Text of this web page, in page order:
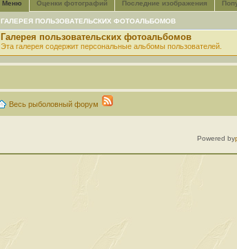
Меню Оценки фотографий Последние изображения
ГАЛЕРЕЯ ПОЛЬЗОВАТЕЛЬСКИХ ФОТОАЛЬБОМОВ
Галерея пользовательских фотоальбомов
Эта галерея содержит персональные альбомы пользователей.
Весь рыболовный форум
Powered by